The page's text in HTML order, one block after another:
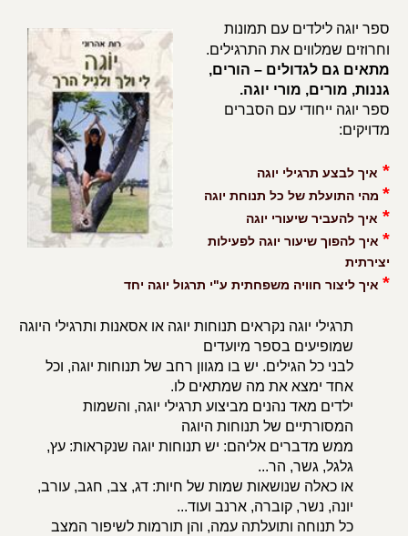
ספר יוגה לילדים עם תמונות
וחרוזים שמלווים את התרגילים.
מתאים גם לגדולים – הורים,
גננות, מורים, מורי יוגה.
ספר יוגה ייחודי עם הסברים
מדויקים:
* איך לבצע תרגילי יוגה
* מהי התועלת של כל תנוחת יוגה
* איך להעביר שיעורי יוגה
* איך להפוך שיעור יוגה לפעילות
יצירתית
* איך ליצור חוויה משפחתית ע"י תרגול יוגה יחד
תרגילי יוגה נקראים תנוחות יוגה או אסאנות ותרגילי היוגה
שמופיעים בספר מיועדים
לבני כל הגילים. יש בו מגוון רחב של תנוחות יוגה, וכל
אחד ימצא את מה שמתאים לו.
ילדים מאד נהנים מביצוע תרגילי יוגה, והשמות
המסורתיים של תנוחות היוגה
ממש מדברים אליהם: יש תנוחות יוגה שנקראות: עץ,
גלגל, גשר, הר...
או כאלה שנושאות שמות של חיות: דג, צב, חגב, עורב,
יונה, נשר, קוברה, ארנב ועוד...
כל תנוחה ותועלתה עמה, והן תורמות לשיפור המצב